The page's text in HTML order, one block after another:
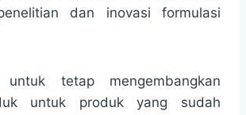
dan inovasi formulasi
tetap mengembangkan
untuk produk yang sudah